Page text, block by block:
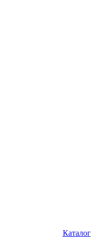
Каталог